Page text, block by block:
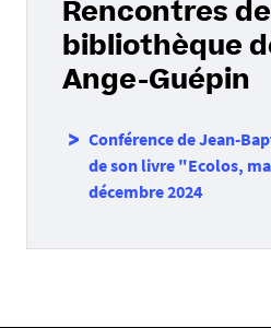
Rencontres
bibliothèque
Ange-Guépin
Conférence de Jean-
de son livre "Ecolos,
décembre 2024